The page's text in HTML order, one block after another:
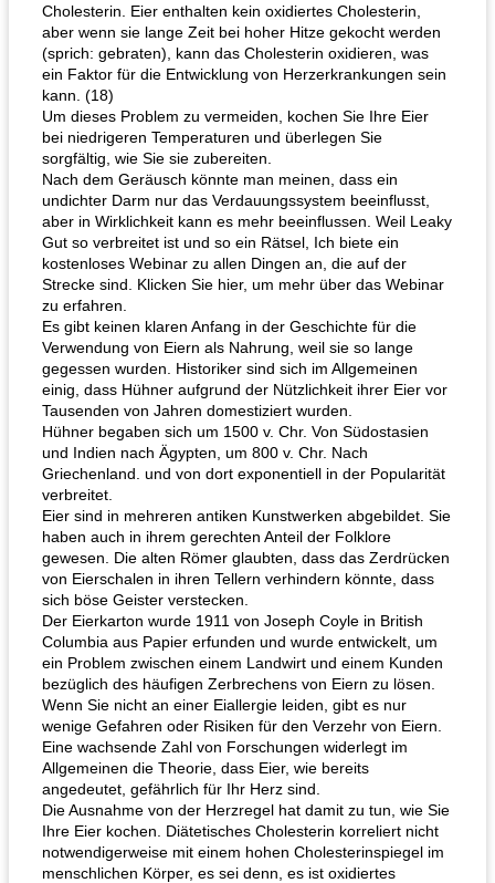
Cholesterin. Eier enthalten kein oxidiertes Cholesterin,
aber wenn sie lange Zeit bei hoher Hitze gekocht werden
(sprich: gebraten), kann das Cholesterin oxidieren, was
ein Faktor für die Entwicklung von Herzerkrankungen sein
kann. (18)
Um dieses Problem zu vermeiden, kochen Sie Ihre Eier
bei niedrigeren Temperaturen und überlegen Sie
sorgfältig, wie Sie sie zubereiten.
Nach dem Geräusch könnte man meinen, dass ein
undichter Darm nur das Verdauungssystem beeinflusst,
aber in Wirklichkeit kann es mehr beeinflussen. Weil Leaky
Gut so verbreitet ist und so ein Rätsel, Ich biete ein
kostenloses Webinar zu allen Dingen an, die auf der
Strecke sind. Klicken Sie hier, um mehr über das Webinar
zu erfahren.
Es gibt keinen klaren Anfang in der Geschichte für die
Verwendung von Eiern als Nahrung, weil sie so lange
gegessen wurden. Historiker sind sich im Allgemeinen
einig, dass Hühner aufgrund der Nützlichkeit ihrer Eier vor
Tausenden von Jahren domestiziert wurden.
Hühner begaben sich um 1500 v. Chr. Von Südostasien
und Indien nach Ägypten, um 800 v. Chr. Nach
Griechenland. und von dort exponentiell in der Popularität
verbreitet.
Eier sind in mehreren antiken Kunstwerken abgebildet. Sie
haben auch in ihrem gerechten Anteil der Folklore
gewesen. Die alten Römer glaubten, dass das Zerdrücken
von Eierschalen in ihren Tellern verhindern könnte, dass
sich böse Geister verstecken.
Der Eierkarton wurde 1911 von Joseph Coyle in British
Columbia aus Papier erfunden und wurde entwickelt, um
ein Problem zwischen einem Landwirt und einem Kunden
bezüglich des häufigen Zerbrechens von Eiern zu lösen.
Wenn Sie nicht an einer Eiallergie leiden, gibt es nur
wenige Gefahren oder Risiken für den Verzehr von Eiern.
Eine wachsende Zahl von Forschungen widerlegt im
Allgemeinen die Theorie, dass Eier, wie bereits
angedeutet, gefährlich für Ihr Herz sind.
Die Ausnahme von der Herzregel hat damit zu tun, wie Sie
Ihre Eier kochen. Diätetisches Cholesterin korreliert nicht
notwendigerweise mit einem hohen Cholesterinspiegel im
menschlichen Körper, es sei denn, es ist oxidiertes